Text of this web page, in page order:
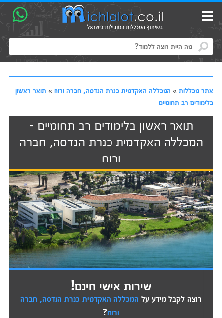
אתר מכללות» המכללה האקדמית כנרת הנדסה, חברה ורוח» תואר ראשון
בלימודים רב תחומיים
תואר ראשון בלימודים רב תחומיים -
המכללה האקדמית כנרת הנדסה, חברה
ורוח
שירות אישי חינם!
רוצה לקבל מידע על המכללה האקדמית כנרת הנדסה, חברה
ורוח?